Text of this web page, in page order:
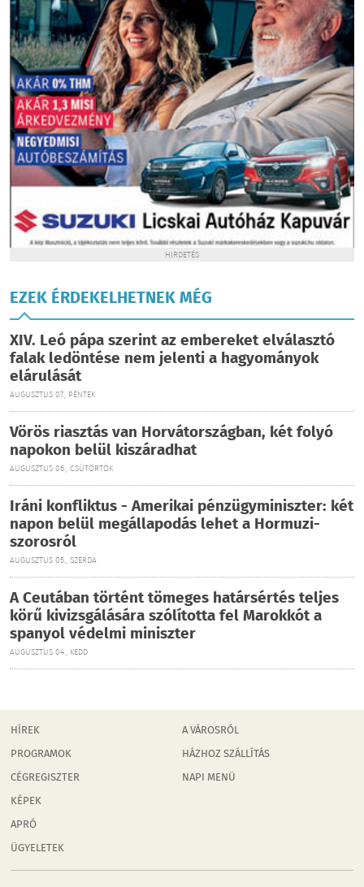
HIRDETÉS
EZEK ÉRDEKELHETNEK MÉG
XIV. Leó pápa szerint az embereket elválasztó
falak ledöntése nem jelenti a hagyományok
elárulását
AUGUSZTUS 07., PÉNTEK
Vörös riasztás van Horvátországban, két folyó
napokon belül kiszáradhat
AUGUSZTUS 06., CSÜTÖRTÖK
Iráni konfliktus - Amerikai pénzügyminiszter: két
napon belül megállapodás lehet a Hormuzi-
szorosról
AUGUSZTUS 05., SZERDA
A Ceutában történt tömeges határsértés teljes
körű kivizsgálására szólította fel Marokkót a
spanyol védelmi miniszter
AUGUSZTUS 04., KEDD
HÍREK
PROGRAMOK
CÉGREGISZTER
KÉPEK
APRÓ
ÜGYELETEK
A VÁROSRÓL
HÁZHOZ SZÁLLÍTÁS
NAPI MENÜ